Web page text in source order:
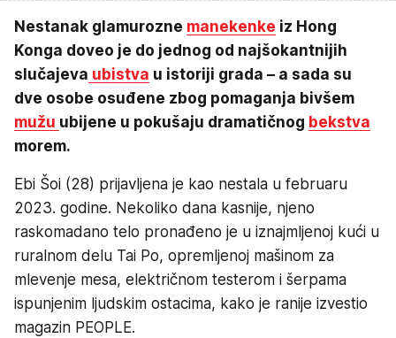
Nestanak glamurozne manekenke iz Hong
Konga doveo je do jednog od najšokantnijih
slučajeva ubistva u istoriji grada – a sada su
dve osobe osuđene zbog pomaganja bivšem
mužu ubijene u pokušaju dramatičnog bekstva
morem.
Ebi Šoi (28) prijavljena je kao nestala u februaru
2023. godine. Nekoliko dana kasnije, njeno
raskomadano telo pronađeno je u iznajmljenoj kući u
ruralnom delu Tai Po, opremljenoj mašinom za
mlevenje mesa, električnom testerom i šerpama
ispunjenim ljudskim ostacima, kako je ranije izvestio
magazin PEOPLE.